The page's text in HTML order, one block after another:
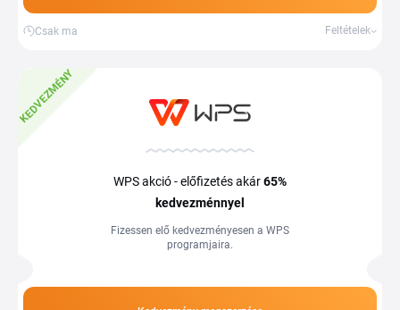
Csak ma Feltételek
KEDVEZMÉNY
WPS akció - előfizetés akár65%
kedvezménnyel
Fizessen elő kedvezményesen a WPS
programjaira.